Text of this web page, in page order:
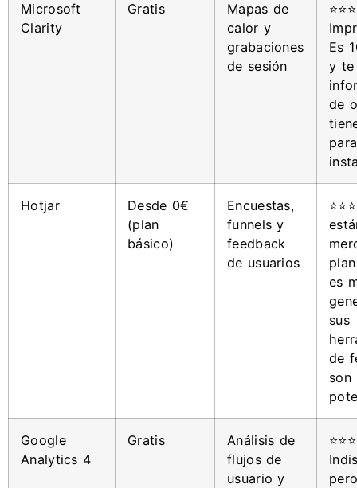
Microsoft
Clarity
Gratis
Mapas de
calor y
grabaciones
de sesión
Es
y te
de
Hotjar
Desde 0€
(plan
básico)
Encuestas,
funnels y
feedback
de usuarios
es
sus
de
son
Google
Analytics 4
Gratis
Análisis de
flujos de
usuario y